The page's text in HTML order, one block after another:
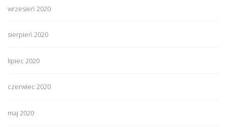
wrzesień 2020
sierpień 2020
lipiec 2020
czerwiec 2020
maj 2020